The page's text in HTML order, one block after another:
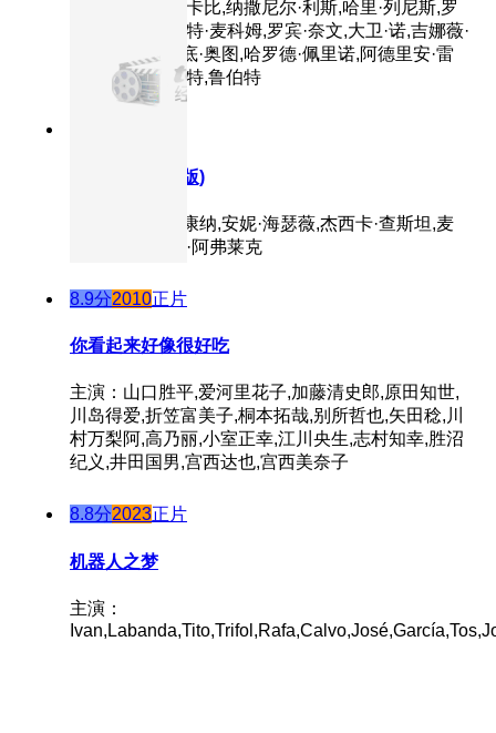
金,克里斯托弗·卡比,纳撒尼尔·利斯,哈里·列尼斯,罗
伯特·马莫内,马特·麦科姆,罗宾·奈文,大卫·诺,吉娜薇·
欧瑞丽,苏格拉底·奥图,哈罗德·佩里诺,阿德里安·雷
梅特,尼尔·雷梅特,鲁伯特
星际穿越(原声版)
主演：马修·麦康纳,安妮·海瑟薇,杰西卡·查斯坦,麦
肯吉·弗依,卡西·阿弗莱克
8.9分2010正片
你看起来好像很好吃
主演：山口胜平,爱河里花子,加藤清史郎,原田知世,
川岛得爱,折笠富美子,桐本拓哉,别所哲也,矢田稔,川
村万梨阿,高乃丽,小室正幸,江川央生,志村知幸,胜沼
纪义,井田国男,宫西达也,宫西美奈子
8.8分2023正片
机器人之梦
主演：